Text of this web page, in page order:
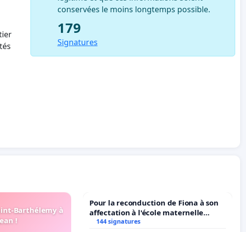
conservées le moins longtemps possible.
179
Signatures
Barthélemy à
!
Pour la reconduction de Fiona à son
affectation à l'école maternelle
LAMARTINE auprès de Léo N. en
144 signatures